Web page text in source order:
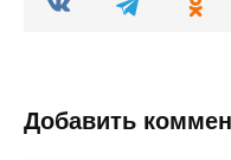
Добавить